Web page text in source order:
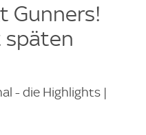
Gunners!
späten
- die Highlights |